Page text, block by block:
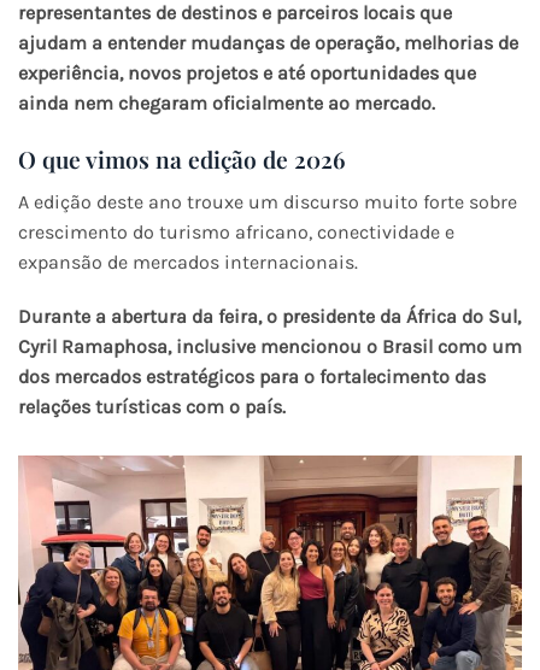
representantes de destinos e parceiros locais que
ajudam a entender mudanças de operação, melhorias de
experiência, novos projetos e até oportunidades que
ainda nem chegaram oficialmente ao mercado.
O que vimos na edição de 2026
A edição deste ano trouxe um discurso muito forte sobre
crescimento do turismo africano, conectividade e
expansão de mercados internacionais.
Durante a abertura da feira, o presidente da África do Sul,
Cyril Ramaphosa, inclusive mencionou o Brasil como um
dos mercados estratégicos para o fortalecimento das
relações turísticas com o país.